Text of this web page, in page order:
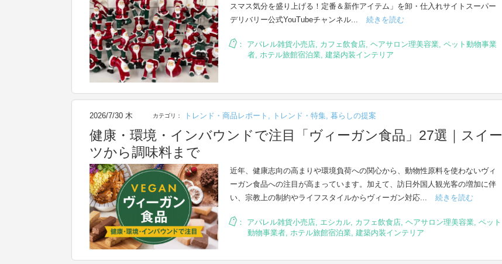
スマス気分を盛り上げる！定番＆新作アイテム」を卸・仕入れサイトスーパー
デリバリー公式YouTubeチャンネル...
続きを読む
： アパレル雑貨小売店, カフェ飲食店, ヘアサロン理美容業, ペット動物事業
者, ホテル旅館宿泊業, 建築内装インテリア
2026/7/30 木 カテゴリ： トレンド・商品レポート , トレンド・特集, 暮らしの提案
健康・環境・インバウンドで注目「ヴィーガン食品」27選｜スイー
ツから調味料まで
近年、健康志向の高まりや環境負荷への関心から、動物性原料を使わないヴィ
ーガン食品への注目が高まっています。加えて、訪日外国人観光客の増加に伴
い、宗教上の制約やライフスタイルからヴィーガン対応...
続きを読む
： アパレル雑貨小売店, エシカル, カフェ飲食店, ヘアサロン理美容業, ペット
動物事業者, ホテル旅館宿泊業, 建築内装インテリア